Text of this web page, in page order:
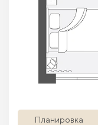
Планировка